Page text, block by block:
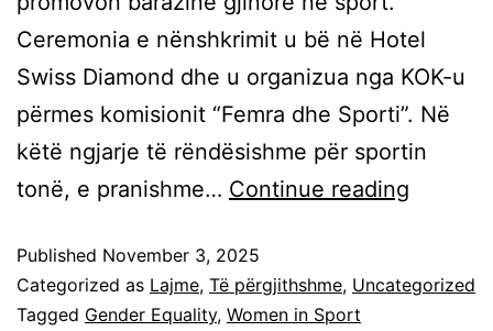
Ceremonia e nënshkrimit u bë në Hotel
Swiss Diamond dhe u organizua nga KOK-u
përmes komisionit “Femra dhe Sporti”. Në
këtë ngjarje të rëndësishme për sportin
tonë, e pranishme… Continue reading
Published November 3, 2025
Categorized as Lajme, Të përgjithshme, Uncategorized
Tagged Gender Equality, Women in Sport